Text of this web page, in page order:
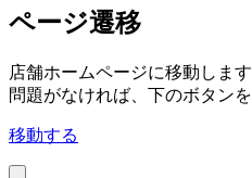
ページ遷移
店舗ホームページに移動します
問題がなければ、下のボタン
移動する